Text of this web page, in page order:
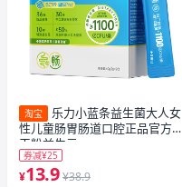
淘宝
乐力小蓝条益生菌大人女
性儿童肠胃肠道口腔正品官方冻
干粉益生元
券减¥25
¥13.9 ¥38.9